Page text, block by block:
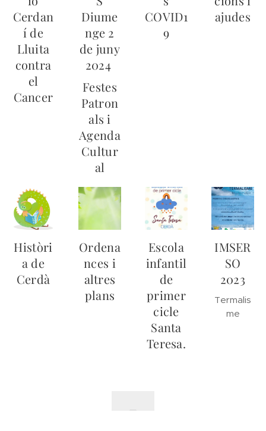
Cerdan
í de
Lluita
contra
el
Cancer
Diume
nge 2
de juny
2024
Festes
Patron
als i
Agenda
Cultur
al
COVID1
9
ajudes
Històri
a de
Cerdà
Ordena
nces i
altres
plans
Escola
infantil
de
primer
cicle
Santa
Teresa.
IMSER
SO
2023
Termalis
me